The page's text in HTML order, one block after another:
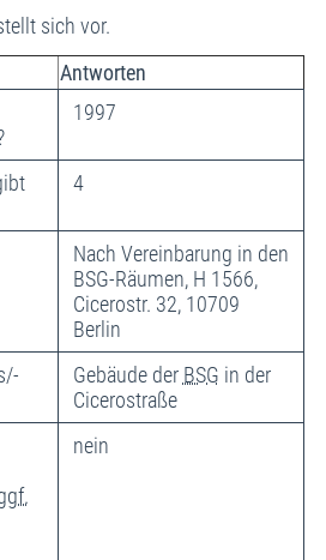
sich vor.
Antworten
1997
4
Nach Vereinbarung in den
BSG-Räumen, H 1566,
Cicerostr. 32, 10709
Berlin
Gebäude der BSG in der
Cicerostraße
nein